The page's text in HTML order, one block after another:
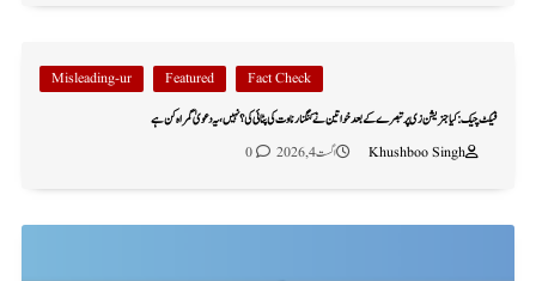
Fact Check
Featured
Misleading-ur
فیکٹ چیک: کیا جنریشن زی پر تبصرے کے بعد خواتین نے کنگنا رناوت کی پٹائی کی؟ نہیں، یہ دعویٰ گمراہ کن ہے
Khushboo Singh
اگست 4, 2026 0